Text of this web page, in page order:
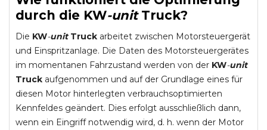
durch die KW-unit Truck?
Die KW-unit Truck arbeitet zwischen Motorsteuergerät
und Einspritzanlage. Die Daten des Motorsteuergerätes
im momentanen Fahrzustand werden von der KW-unit
Truck aufgenommen und auf der Grundlage eines für
diesen Motor hinterlegten verbrauchsoptimierten
Kennfeldes geändert. Dies erfolgt ausschließlich dann,
wenn ein Eingriff notwendig wird, d. h. wenn der Motor